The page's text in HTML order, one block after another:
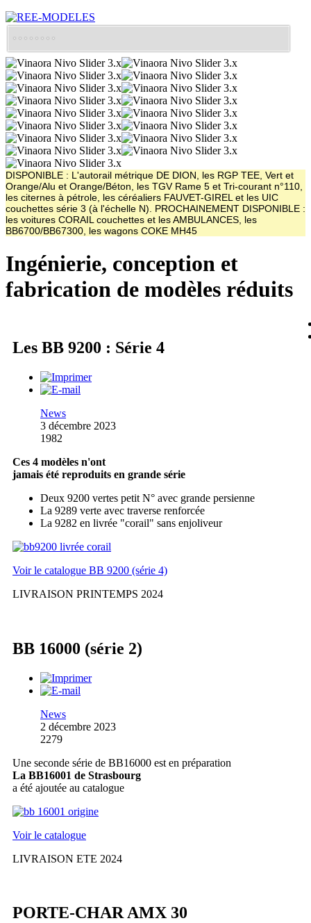
DISPONIBLE : L'autorail métrique DE DION, les RGP TEE, Vert et
Orange/Alu et Orange/Béton, les TGV Rame 5 et Tri-courant n°110,
les citernes à pétrole, les céréaliers FAUVET-GIREL et les UIC
couchettes série 3 (à l'échelle N). PROCHAINEMENT DISPONIBLE :
les voitures CORAIL couchettes et les AMBULANCES, les
BB6700/BB67300, les wagons COKE MH45
Ingénierie, conception et
fabrication de modèles réduits
Les BB 9200 : Série 4
News
3 décembre 2023
1982
Ces 4 modèles n'ont
jamais été reproduits en grande série
Deux 9200 vertes petit N° avec grande persienne
La 9289 verte avec traverse renforcée
La 9282 en livrée "corail" sans enjoliveur
Voir le catalogue BB 9200 (série 4)
LIVRAISON PRINTEMPS 2024
BB 16000 (série 2)
News
2 décembre 2023
2279
Une seconde série de BB16000 est en préparation
La BB16001 de Strasbourg
a été ajoutée au catalogue
Voir le catalogue
LIVRAISON ETE 2024
PORTE-CHAR AMX 30